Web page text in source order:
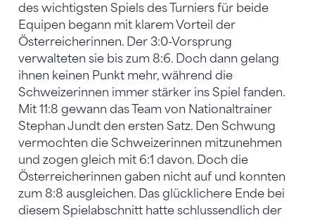
des wichtigsten Spiels des Turniers für beide
Equipen begann mit klarem Vorteil der
Österreicherinnen. Der 3:0-Vorsprung
verwalteten sie bis zum 8:6. Doch dann gelang
ihnen keinen Punkt mehr, während die
Schweizerinnen immer stärker ins Spiel fanden.
Mit 11:8 gewann das Team von Nationaltrainer
Stephan Jundt den ersten Satz. Den Schwung
vermochten die Schweizerinnen mitzunehmen
und zogen gleich mit 6:1 davon. Doch die
Österreicherinnen gaben nicht auf und konnten
zum 8:8 ausgleichen. Das glücklichere Ende bei
diesem Spielabschnitt hatte schlussendlich der